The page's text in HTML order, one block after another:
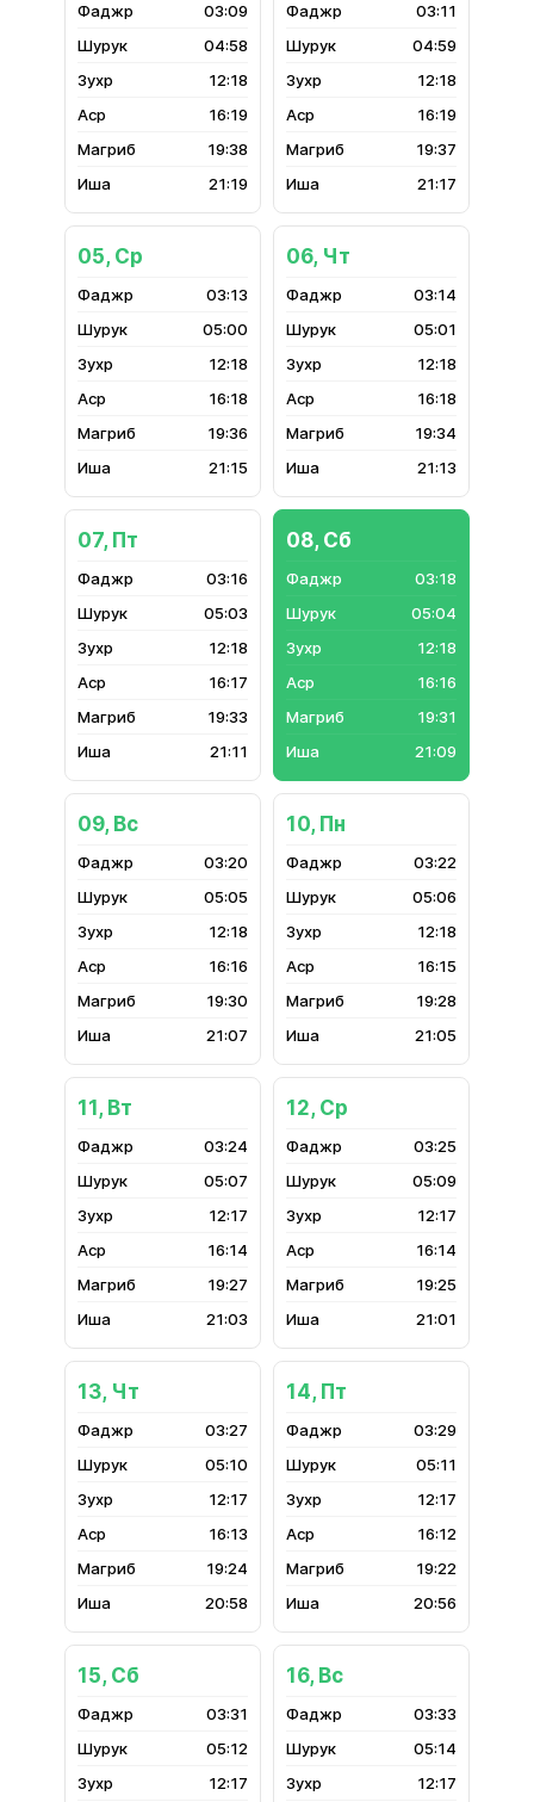
03:09
04:58
12:18
16:19
19:38
21:19
03:11
04:59
12:18
16:19
19:37
21:17
05, Ср
03:13
05:00
12:18
16:18
19:36
21:15
06, Чт
03:14
05:01
12:18
16:18
19:34
21:13
07, Пт
03:16
05:03
12:18
16:17
19:33
21:11
08, Сб
03:18
05:04
12:18
16:16
19:31
21:09
09, Вс
03:20
05:05
12:18
16:16
19:30
21:07
10, Пн
03:22
05:06
12:18
16:15
19:28
21:05
11, Вт
03:24
05:07
12:17
16:14
19:27
21:03
12, Ср
03:25
05:09
12:17
16:14
19:25
21:01
13, Чт
03:27
05:10
12:17
16:13
19:24
20:58
14, Пт
03:29
05:11
12:17
16:12
19:22
20:56
15, Сб
03:31
05:12
12:17
16, Вс
03:33
05:14
12:17